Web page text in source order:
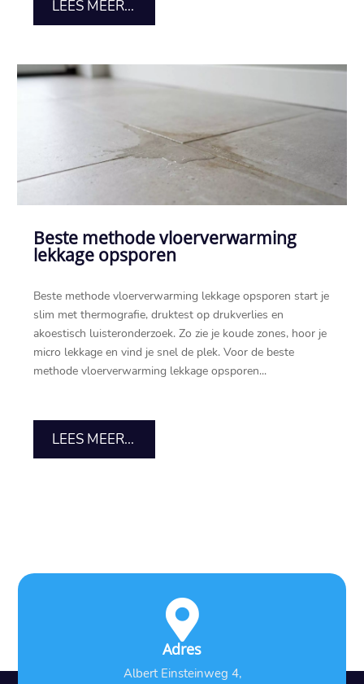
LEES MEER...
Beste methode vloerverwarming
lekkage opsporen
Beste methode vloerverwarming lekkage opsporen start je
slim met thermografie, druktest op drukverlies en
akoestisch luisteronderzoek.​ Zo zie je koude zones, hoor je
micro lekkage en vind je snel de plek.​ Voor de beste
methode vloerverwarming lekkage opsporen...
LEES MEER...

Adres
Albert Einsteinweg 4,